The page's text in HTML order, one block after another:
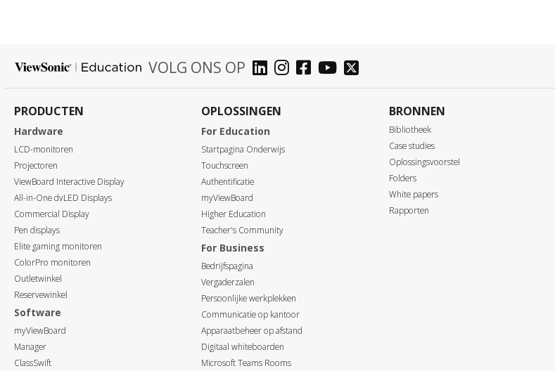
VOLG ONS OP
PRODUCTEN
Hardware
LCD-monitoren
Projectoren
ViewBoard Interactive Display
All-in-One dvLED Displays
Commercial Display
Pen displays
Elite gaming monitoren
ColorPro monitoren
Outletwinkel
Reservewinkel
Software
myViewBoard
Manager
ClassSwift
OPLOSSINGEN
For Education
Startpagina Onderwijs
Touchscreen
Authentificatie
myViewBoard
Higher Education
Teacher's Community
For Business
Bedrijfspagina
Vergaderzalen
Persoonlijke werkplekken
Communicatie op kantoor
Apparaatbeheer op afstand
Digitaal whiteboarden
Microsoft Teams Rooms
BRONNEN
Bibliotheek
Case studies
Oplossingsvoorstel
Folders
White papers
Rapporten